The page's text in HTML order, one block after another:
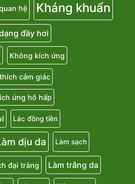
hệ Kháng khuẩn
đầy hơi
Không kích ứng
cảm giác
ứng hô hấp
Lác đồng tiền
dịu da Làm sạch
đại tràng Làm trắng da